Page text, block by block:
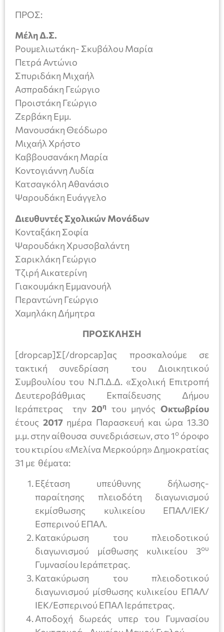
ΠΡΟΣ:
Μέλη Δ.Σ.
Ρουμελιωτάκη- Σκυβάλου Μαρία
Πετρά Αντώνιο
Σπυριδάκη Μιχαήλ
Ασπραδάκη Γεώργιο
Προιστάκη Γεώργιο
Ζερβάκη Εμμ.
Μανουσάκη Θεόδωρο
Μιχαήλ Χρήστο
Καββουσανάκη Μαρία
Κοντογιάννη Λυδία
Κατσαγκόλη Αθανάσιο
Ψαρουδάκη Ευάγγελο
Διευθυντές Σχολικών Μονάδων
Κονταξάκη Σοφία
Ψαρουδάκη Χρυσοβαλάντη
Σαρικλάκη Γεώργιο
Τζιρή Αικατερίνη
Γιακουμάκη Εμμανουήλ
Περαντώνη Γεώργιο
Χαμηλάκη Δήμητρα
ΠΡΟΣΚΛΗΣΗ
[dropcap]Σ[/dropcap]ας προσκαλούμε σε
τακτική συνεδρίαση του Διοικητικού
Συμβουλίου του Ν.Π.Δ.Δ. «Σχολική Επιτροπή
Δευτεροβάθμιας Εκπαίδευσης Δήμου
Ιεράπετρας την 20η του μηνός Οκτωβρίου
έτους 2017ημέρα Παρασκευή και ώρα 13.30
μ.μ. στην αίθουσα συνεδριάσεων, στο 1ο όροφο
του κτιρίου «Μελίνα Μερκούρη» Δημοκρατίας
31 με θέματα:
Εξέταση υπεύθυνης δήλωσης-
παραίτησης πλειοδότη διαγωνισμού
εκμίσθωσης κυλικείου ΕΠΑΛ/ΙΕΚ/
Εσπερινού ΕΠΑΛ.
Κατακύρωση του πλειοδοτικού
διαγωνισμού μίσθωσης κυλικείου 3ου
Γυμνασίου Ιεράπετρας.
Κατακύρωση του πλειοδοτικού
διαγωνισμού μίσθωσης κυλικείου ΕΠΑΛ/
ΙΕΚ/Εσπερινού ΕΠΑΛ Ιεράπετρας.
Αποδοχή δωρεάς υπερ του Γυμνασίου